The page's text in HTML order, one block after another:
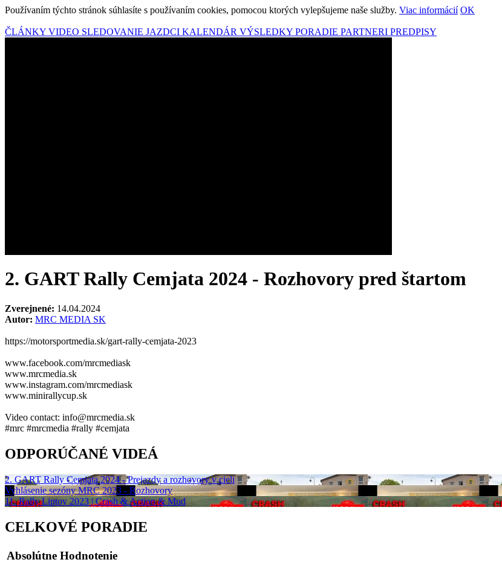
Používaním týchto stránok súhlasíte s používaním cookies, pomocou ktorých vylepšujeme naše služby. Viac informácií OK
ČLÁNKY VIDEO SLEDOVANIE JAZDCI KALENDÁR VÝSLEDKY PORADIE PARTNERI PREDPISY
2. GART Rally Cemjata 2024 - Rozhovory pred štartom
Zverejnené: 14.04.2024
Autor: MRC MEDIA SK
https://motorsportmedia.sk/gart-rally-cemjata-2023
www.facebook.com/mrcmediask
www.mrcmedia.sk
www.instagram.com/mrcmediask
www.minirallycup.sk
Video contact: info@mrcmedia.sk
#mrc #mrcmedia #rally #cemjata
ODPORÚČANÉ VIDEÁ
2. GART Rally Cemjata 2024 - Prejazdy a rozhovory v cieli
Vyhlásenie sezóny MRC 2023 - Rozhovory
11. Rally Liptov 2023 | Crash & Action & Mud
CELKOVÉ PORADIE
Absolútne Hodnotenie